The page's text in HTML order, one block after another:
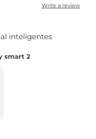
Write a review
inteligentes
smart 2